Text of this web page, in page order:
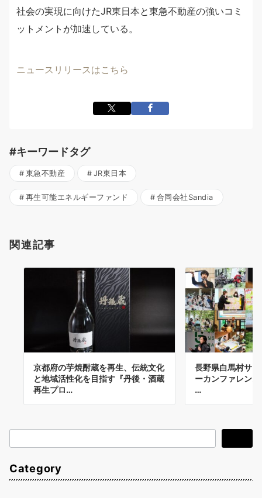
社会の実現に向けたJR東日本と東急不動産の強いコミ
ットメントが加速している。
ニュースリリースはこちら
#キーワードタグ
東急不動産 JR東日本
再生可能エネルギーファンド 合同会社Sandia
関連記事
京都府の芋焼酎蔵を再生、伝統文化
と地域活性化を目指す『丹後・酒蔵
再生プロ…
長野県白馬村サ
ーカンファレン
…
索
Category